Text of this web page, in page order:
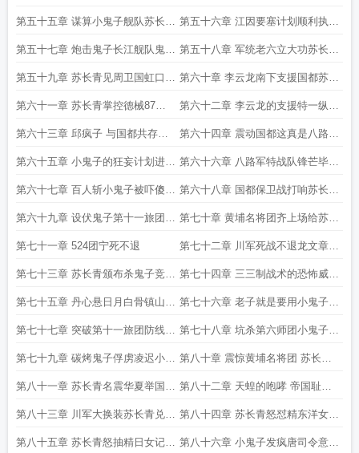
计划绝不能泄露 与郑耀先的约定
第五十五章 谋算小鬼子舰队苏长青
的杀气 小鬼子舰队葬身长江
第五十六章 江因要塞计划顺利执行
送鬼子长江舰队去喂鱼
第五十七章 炮击鬼子长江舰队鬼子
舰队全军覆没
第五十八章 军统老六立大功苏长青
入驻德械87师
第五十九章 苏长青见周卫国虹口血
战
第六十章 李云龙南下支援国都苏长
青以身殉国
第六十一章 苏长青掌控德械87师
暴打第五旅团
第六十二章 李云龙的支援特一纵两
万大军南下
第六十三章 邱疯子 与国都共存亡
苏长青的惊喜最强援军抵达
第六十四章 震动国都这真是八路军
也太强了吧
第六十五章 小鬼子的狂妄计划进行
国都大屠杀
第六十六章 八路军特战队锋芒毕露
爆杀小鬼子随军贵族成员
第六十七章 百人斩小鬼子被吓傻全
球追杀令苏长青的必杀名单
第六十八章 国都保卫战打响苏长青
的第一个目标 第六师团
第六十九章 设伏鬼子第十一旅团轰
动全国的伏击战
第七十章 黄埔名将团齐上场给苏长
青帮帮场子
第七十一章 524团宁死不退 第七十二章 川军死战不退龙文章撕
开鬼子阵地
第七十三章 苏长青颁布杀鬼子竞赛
令杀鬼子奖大洋
第七十四章 三三制战术的恐怖威慑
力小鬼子旅团长怕了
第七十五章 丹心悬日月白骨镇山河
川军死战不退
第七十六章 老子就是要用小鬼子的
一个旅团的脑袋筑一道京观
第七十七章 突破第十一旅团防线李
云龙的骁勇 活捉鬼子旅团长
第七十八章 坑杀第六师团小鬼子将
军台大捷
第七十九章 碳烤鬼子俘虏凌迟小鬼
子旅团长坂井德太郎
第八十章 震惊黄埔名将团 苏长青
太能打了
第八十一章 苏长青名震华夏举国欢
腾
第八十二章 天蝗的咆哮 帝国耻辱
十万黄金悬赏苏长青脑袋
第八十三章 川军大换装苏长青兑现
承诺
第八十四章 苏长青怒怼精东洋女记
者 是我做的又如何
第八十五章 苏长青怒抽精日女记者 第八十六章 小鬼子发疯唐司令意图